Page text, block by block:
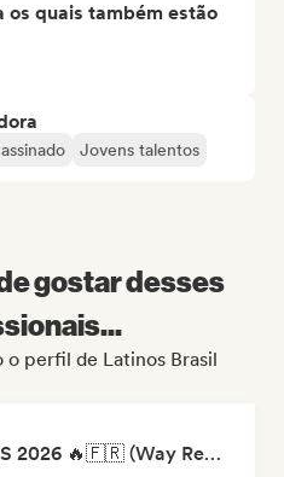
quais também estão
Jovens talentos
gostar desses
o perfil de Latinos Brasil
RAP FRANÇAIS 2026 🔥🇫🇷 (Way Records)